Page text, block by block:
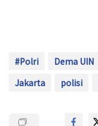
#Polri Dema UIN
Jakarta
polisi